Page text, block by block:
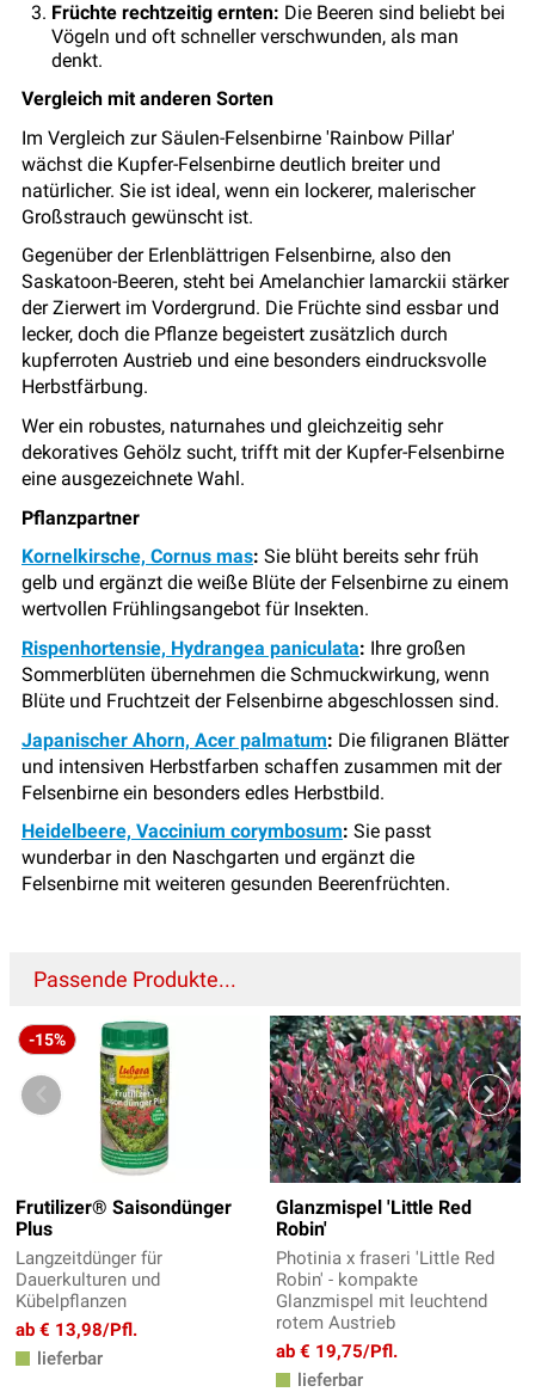
Früchte rechtzeitig ernten: Die Beeren sind beliebt bei
Vögeln und oft schneller verschwunden, als man
denkt.
Vergleich mit anderen Sorten
Im Vergleich zur Säulen-Felsenbirne 'Rainbow Pillar'
wächst die Kupfer-Felsenbirne deutlich breiter und
natürlicher. Sie ist ideal, wenn ein lockerer, malerischer
Großstrauch gewünscht ist.
Gegenüber der Erlenblättrigen Felsenbirne, also den
Saskatoon-Beeren, steht bei Amelanchier lamarckii stärker
der Zierwert im Vordergrund. Die Früchte sind essbar und
lecker, doch die Pflanze begeistert zusätzlich durch
kupferroten Austrieb und eine besonders eindrucksvolle
Herbstfärbung.
Wer ein robustes, naturnahes und gleichzeitig sehr
dekoratives Gehölz sucht, trifft mit der Kupfer-Felsenbirne
eine ausgezeichnete Wahl.
Pflanzpartner
Kornelkirsche, Cornus mas: Sie blüht bereits sehr früh
gelb und ergänzt die weiße Blüte der Felsenbirne zu einem
wertvollen Frühlingsangebot für Insekten.
Rispenhortensie, Hydrangea paniculata: Ihre großen
Sommerblüten übernehmen die Schmuckwirkung, wenn
Blüte und Fruchtzeit der Felsenbirne abgeschlossen sind.
Japanischer Ahorn, Acer palmatum: Die filigranen Blätter
und intensiven Herbstfarben schaffen zusammen mit der
Felsenbirne ein besonders edles Herbstbild.
Heidelbeere, Vaccinium corymbosum: Sie passt
wunderbar in den Naschgarten und ergänzt die
Felsenbirne mit weiteren gesunden Beerenfrüchten.
Passende Produkte...
-15%
Frutilizer® Saisondünger
Plus
Langzeitdünger für
Dauerkulturen und
Kübelpflanzen
ab € 13,98/Pfl.
lieferbar
Glanzmispel 'Little Red
Robin'
Photinia x fraseri 'Little Red
Robin' - kompakte
Glanzmispel mit leuchtend
rotem Austrieb
ab € 19,75/Pfl.
lieferbar